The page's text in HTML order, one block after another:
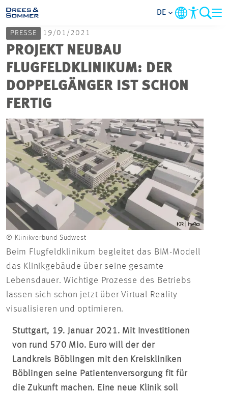
MARKETS
SERVICES
IM FOKUS
KARRIERE
PROJEKTE
KONTAKT
DE
PRESSE 19/01/2021
PROJEKT NEUBAU
FLUGFELDKLINIKUM: DER
DOPPELGÄNGER IST SCHON
FERTIG
© Klinikverbund Südwest
Beim Flugfeldklinikum begleitet das BIM-Modell
das Klinikgebäude über seine gesamte
Lebensdauer. Wichtige Prozesse des Betriebs
lassen sich schon jetzt über Virtual Reality
visualisieren und optimieren.
Stuttgart, 19. Januar 2021. Mit Investitionen
von rund 570 Mio. Euro will der der
Landkreis Böblingen mit den Kreiskliniken
Böblingen seine Patientenversorgung fit für
die Zukunft machen. Eine neue Klinik soll